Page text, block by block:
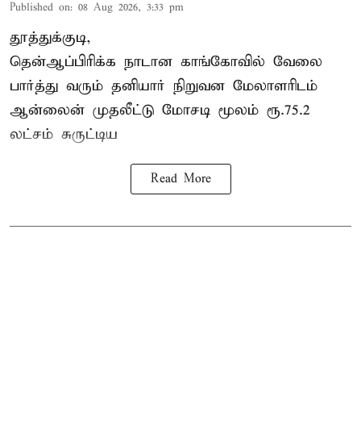
Published on: 08 Aug 2026, 3:33 pm
தூத்துக்குடி,
தென்ஆப்பிரிக்க நாடான காங்கோவில் வேலை
பார்த்து வரும் தனியார் நிறுவன மேலாளரிடம்
ஆன்லைன் முதலீட்டு மோசடி மூலம் ரூ.75.2
லட்சம் சுருட்டிய
Read More